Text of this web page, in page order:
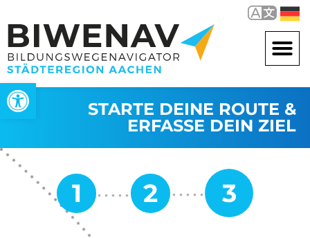
Werkzeugleiste öffnen
STARTE DEINE ROUTE &
ERFASSE DEIN ZIEL